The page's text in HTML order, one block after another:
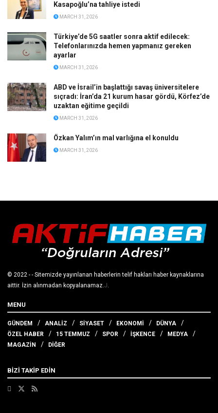
Kasapoğlu’na tahliye istedi
MARCH 31, 2026
Türkiye’de 5G saatler sonra aktif edilecek:
Telefonlarınızda hemen yapmanız gereken
ayarlar
MARCH 31, 2026
ABD ve İsrail’in başlattığı savaş üniversitelere
sıçradı: İran’da 21 kurum hasar gördü, Körfez’de
uzaktan eğitime geçildi
MARCH 31, 2026
Özkan Yalım’ın mal varlığına el konuldu
MARCH 31, 2026
© 2022 - - Sitemizde yayınlanan haberlerin telif hakları haber kaynaklarına
aittir. İzin alınmadan kopyalanamaz. J
MENU
GÜNDEM ANALİZ SİYASET EKONOMİ
DÜNYA
ÖZEL HABER
15 TEMMUZ SPOR İŞKENCE
MEDYA
MAGAZİN
DİĞER
BİZİ TAKİP EDİN